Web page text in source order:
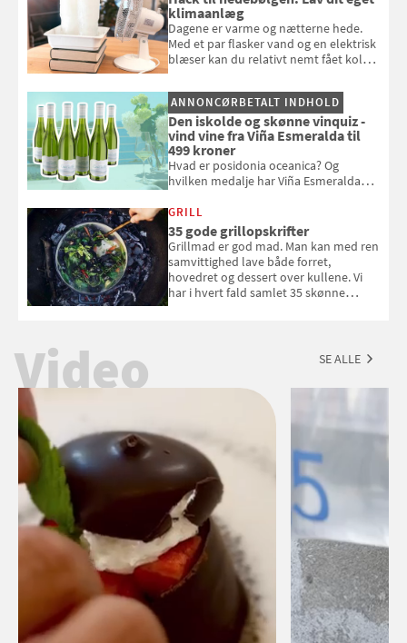
klimaanlæg
Dagene er varme og nætterne hede.
Med et par flasker vand og en elektrisk
blæser kan du relativt nemt fået koldt
og se, hvordan du gør
ANNONCØRBETALT INDHOLD
Den iskolde og skønne vinquiz -
vind vine fra Viña Esmeralda til
499 kroner
Hvad er posidonia oceanica? Og
hvilken medalje har Viña Esmeralda
med i Samvirkes skønne vinquiz, hvor
du kan vinde 6 flasker vin fra Viña
Esmeralda. Konkurrencen slutter 1.
september 2026.
GRILL
35 gode grillopskrifter
Grillmad er god mad. Man kan med ren
samvittighed lave både forret,
hovedret og dessert over kullene. Vi
har i hvert fald samlet 35 skønne
Video SE ALLE